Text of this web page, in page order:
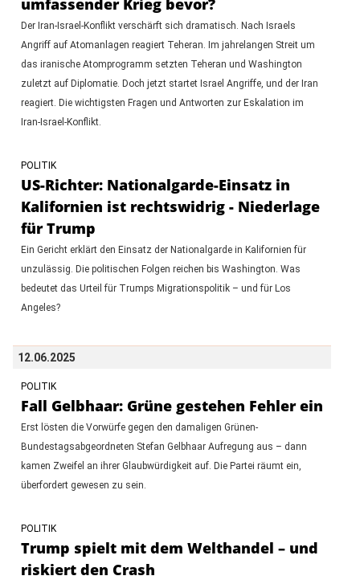
umfassender Krieg bevor?
Der Iran-Israel-Konflikt verschärft sich dramatisch. Nach Israels
Angriff auf Atomanlagen reagiert Teheran. Im jahrelangen Streit um
das iranische Atomprogramm setzten Teheran und Washington
zuletzt auf Diplomatie. Doch jetzt startet Israel Angriffe, und der Iran
reagiert. Die wichtigsten Fragen und Antworten zur Eskalation im
Iran-Israel-Konflikt.
POLITIK
US-Richter: Nationalgarde-Einsatz in
Kalifornien ist rechtswidrig - Niederlage
für Trump
Ein Gericht erklärt den Einsatz der Nationalgarde in Kalifornien für
unzulässig. Die politischen Folgen reichen bis Washington. Was
bedeutet das Urteil für Trumps Migrationspolitik – und für Los
Angeles?
12.06.2025
POLITIK
Fall Gelbhaar: Grüne gestehen Fehler ein
Erst lösten die Vorwürfe gegen den damaligen Grünen-
Bundestagsabgeordneten Stefan Gelbhaar Aufregung aus – dann
kamen Zweifel an ihrer Glaubwürdigkeit auf. Die Partei räumt ein,
überfordert gewesen zu sein.
POLITIK
Trump spielt mit dem Welthandel – und
riskiert den Crash